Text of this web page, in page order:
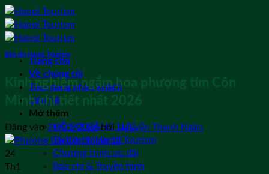
Bỏ
qua
nội
dung
Trang chủ
Về chúng tôi
Tour đang nhận khách
Liên hệ
Mở thêm
HỒ SƠ NĂNG LỰC
Thông tin Hanoi Tourism
Chương trình ưu đãi
Báo chí & Truyền hình
Bản tin Hanoi Tourism
Kinh nghiệm ngắm hoa phượng tím Côn
Minh chi tiết nhất 2026
Đăng vào24/01/2026 bởi Nguyễn Thanh Ngân
24
Th1